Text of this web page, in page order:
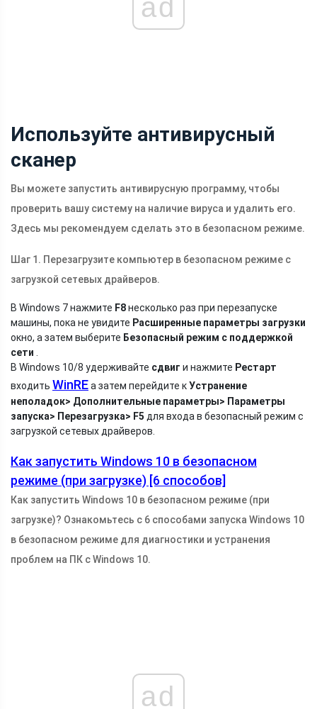
ad
Используйте антивирусный
сканер
Вы можете запустить антивирусную программу, чтобы
проверить вашу систему на наличие вируса и удалить его.
Здесь мы рекомендуем сделать это в безопасном режиме.
Шаг 1. Перезагрузите компьютер в безопасном режиме с
загрузкой сетевых драйверов.
В Windows 7 нажмите F8несколько раз при перезапуске
машины, пока не увидите Расширенные параметры загрузки
окно, а затем выберите Безопасный режим с поддержкой
сети .
В Windows 10/8 удерживайте сдвиг и нажмите Рестарт
входить WinREа затем перейдите кУстранение
неполадок> Дополнительные параметры> Параметры
запуска> Перезагрузка> F5 для входа в безопасный режим с
загрузкой сетевых драйверов.
Как запустить Windows 10 в безопасном
режиме (при загрузке) [6 способов]
Как запустить Windows 10 в безопасном режиме (при
загрузке)? Ознакомьтесь с 6 способами запуска Windows 10
в безопасном режиме для диагностики и устранения
проблем на ПК с Windows 10.
ad